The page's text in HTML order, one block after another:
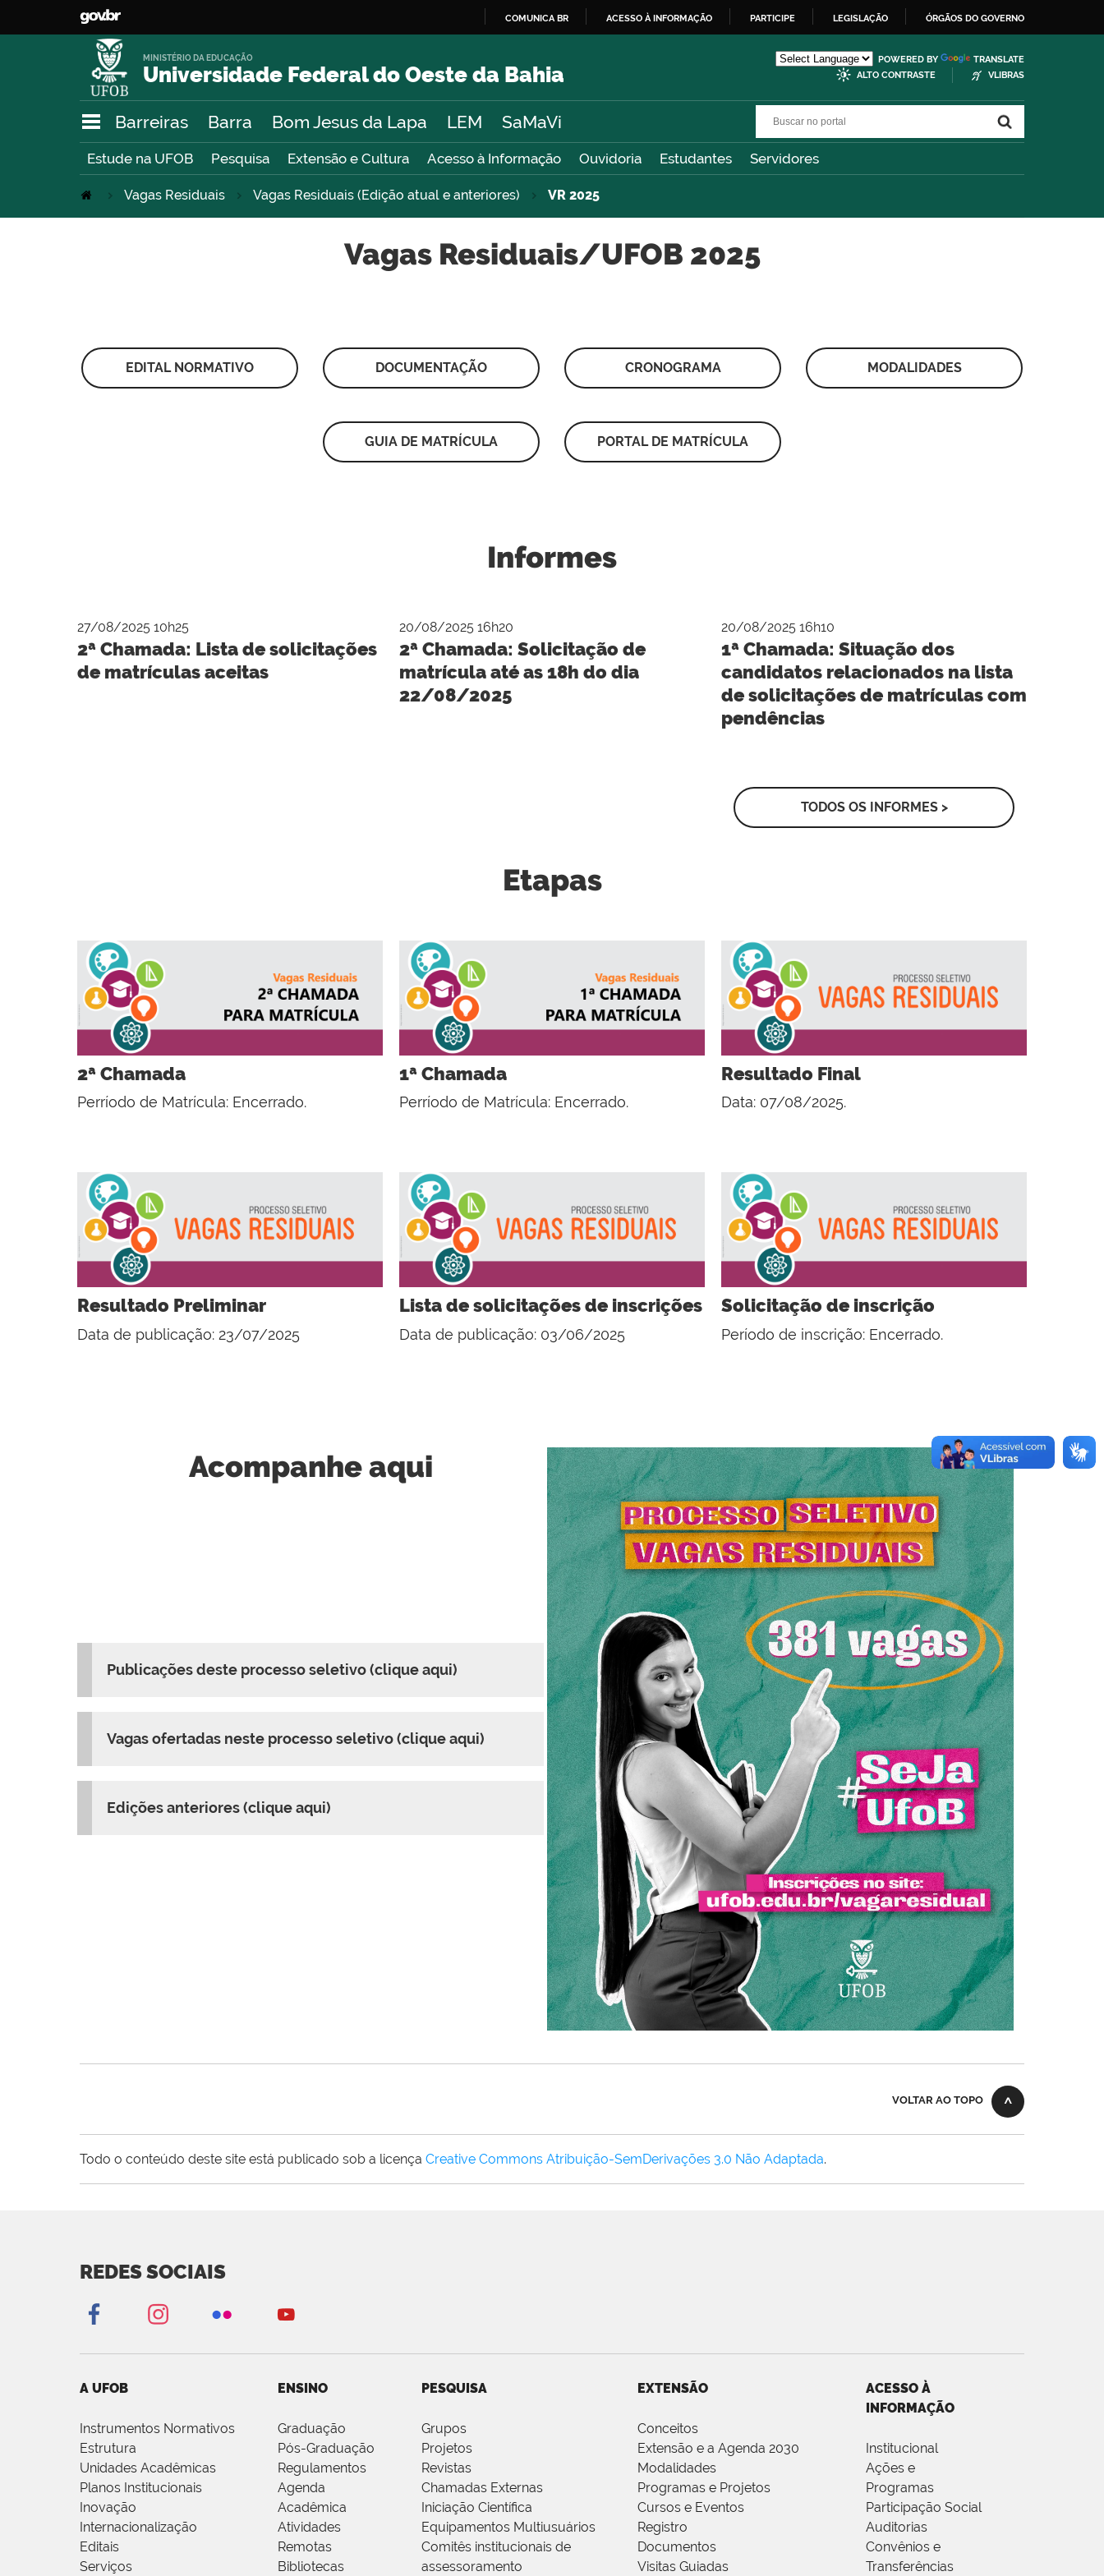
O
COMUNICA BR ACESSO À INFORMAÇÃO PARTICIPE LEGISLAÇÃO ÓRGÃOS DO GOVERNO
Universidade Federal do Oeste da Bahia
MINISTÉRIO DA EDUCAÇÃO POWERED BY
TRANSLATE
ALTO CONTRASTE
VLIBRAS
Barreiras Barra Bom Jesus da Lapa LEM SaMaVi
Estude na UFOB Pesquisa Extensão e Cultura Acesso à Informação Ouvidoria Estudantes Servidores
Vagas Residuais Vagas Residuais (Edição atual e anteriores) VR 2025
Vagas Residuais/UFOB 2025
EDITAL NORMATIVO DOCUMENTAÇÃO CRONOGRAMA MODALIDADES
GUIA DE MATRÍCULA PORTAL DE MATRÍCULA
Informes
27/08/2025 10h25
2ª Chamada: Lista de solicitações
de matrículas aceitas
20/08/2025 16h20
2ª Chamada: Solicitação de
matrícula até as 18h do dia
22/08/2025
20/08/2025 16h10
1ª Chamada: Situação dos
candidatos relacionados na lista
de solicitações de matrículas com
pendências
TODOS OS INFORMES >
Etapas
2ª Chamada
Perríodo de Matrícula: Encerrado.
1ª Chamada
Perríodo de Matrícula: Encerrado.
Resultado Final
Data: 07/08/2025.
Resultado Preliminar
Data de publicação: 23/07/2025
Lista de solicitações de inscrições
Data de publicação: 03/06/2025
Solicitação de inscrição
Período de inscrição: Encerrado.
Acompanhe aqui
Publicações deste processo seletivo (clique aqui)
Vagas ofertadas neste processo seletivo (clique aqui)
Edições anteriores (clique aqui)
VOLTAR AO TOPO
Todo o conteúdo deste site está publicado sob a licença Creative Commons Atribuição-SemDerivações 3.0 Não Adaptada.
REDES SOCIAIS
A UFOB
Instrumentos Normativos
Estrutura
Unidades Acadêmicas
Planos Institucionais
Inovação
Internacionalização
Editais
Serviços
ENSINO
Graduação
Pós-Graduação
Regulamentos
Agenda
Acadêmica
Atividades
Remotas
Bibliotecas
PESQUISA
Grupos
Projetos
Revistas
Chamadas Externas
Iniciação Científica
Equipamentos Multiusuários
Comitês institucionais de
assessoramento
EXTENSÃO
Conceitos
Extensão e a Agenda 2030
Modalidades
Programas e Projetos
Cursos e Eventos
Registro
Documentos
Visitas Guiadas
ACESSO À
INFORMAÇÃO
Institucional
Ações e
Programas
Participação Social
Auditorias
Convênios e
Transferências